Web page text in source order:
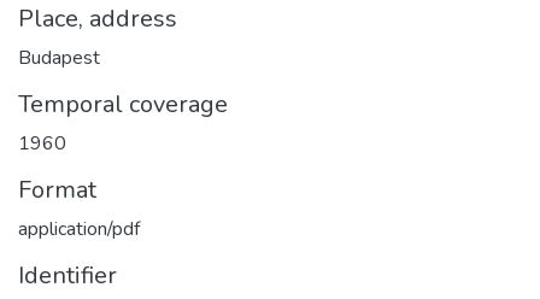
Place, address
Budapest
Temporal coverage
1960
Format
application/pdf
Identifier